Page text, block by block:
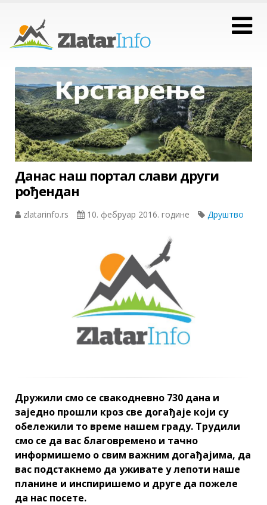
Данас наш портал слави други
рођендан
zlatarinfo.rs 10. фебруар 2016. године Друштво
Дружили смо се свакодневно 730 дана и
заједно прошли кроз све догађаје који су
обележили то време нашем граду. Трудили
смо се да вас благовремено и тачно
информишемо о свим важним догађајима, да
вас подстакнемо да уживате у лепоти наше
планине и инспиришемо и друге да пожеле
да нас посете.